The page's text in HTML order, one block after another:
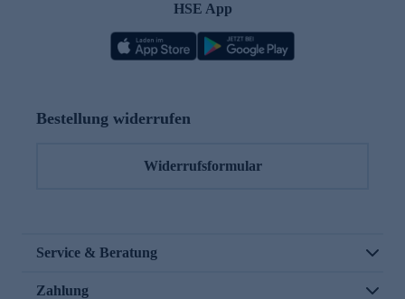
HSE App
Bestellung widerrufen
Widerrufsformular
Service & Beratung
Zahlung